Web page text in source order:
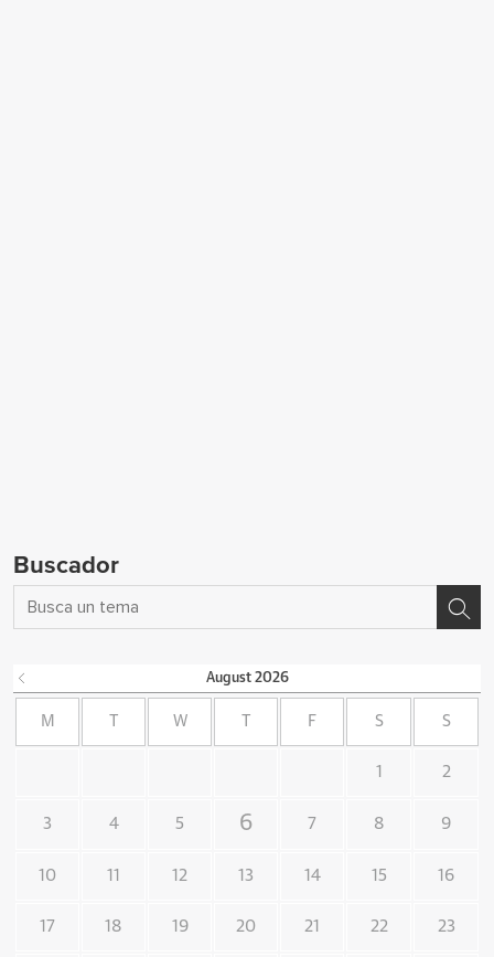
Buscador
August 2026
M W F S S
1 2
3 4 5 6 7 8 9
10 11 12 13 14 15 16
17 18 19 20 21 22 23